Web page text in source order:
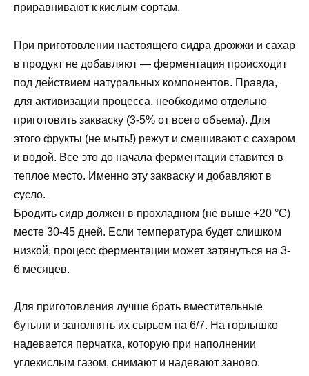
приравнивают к кислым сортам.
При приготовлении настоящего сидра дрожжи и сахар
в продукт не добавляют — ферментация происходит
под действием натуральных компонентов. Правда,
для активизации процесса, необходимо отдельно
приготовить закваску (3-5% от всего объема). Для
этого фрукты (не мыть!) режут и смешивают с сахаром
и водой. Все это до начала ферментации ставится в
теплое место. Именно эту закваску и добавляют в
сусло.
Бродить сидр должен в прохладном (не выше +20 °C)
месте 30-45 дней. Если температура будет слишком
низкой, процесс ферментации может затянуться на 3-
6 месяцев.
Для приготовления лучше брать вместительные
бутыли и заполнять их сырьем на 6/7. На горлышко
надевается перчатка, которую при наполнении
углекислым газом, снимают и надевают заново.